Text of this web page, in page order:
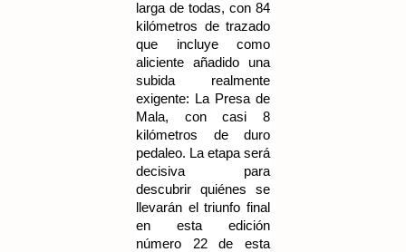
larga de todas, con 84
kilómetros de trazado
que incluye como
aliciente añadido una
subida realmente
exigente: La Presa de
Mala, con casi 8
kilómetros de duro
pedaleo. La etapa será
decisiva para
descubrir quiénes se
llevarán el triunfo final
en esta edición
número 22 de esta